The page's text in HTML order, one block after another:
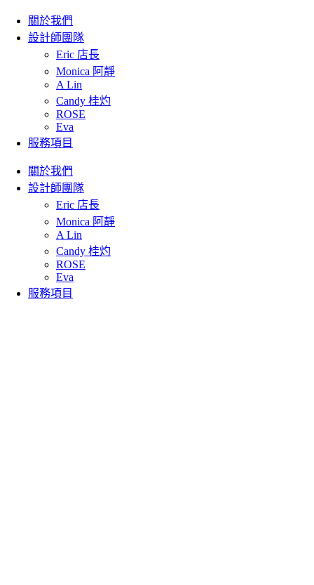
關於我們
設計師團隊
Eric 店長
Monica 阿靜
A Lin
Candy 桂灼
ROSE
Eva
服務項目
關於我們
設計師團隊
Eric 店長
Monica 阿靜
A Lin
Candy 桂灼
ROSE
Eva
服務項目